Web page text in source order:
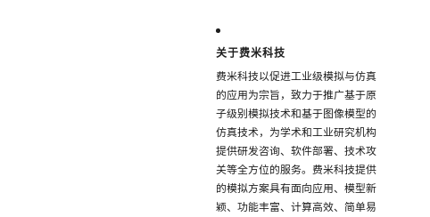
关于费米科技
费米科技以促进工业级模拟与仿真
的应用为宗旨，致力于推广基于原
子级别模拟技术和基于图像模型的
仿真技术，为学术和工业研究机构
提供研发咨询、软件部署、技术攻
关等全方位的服务。费米科技提供
的模拟方案具有面向应用、模型新
颖、功能丰富、计算高效、简单易